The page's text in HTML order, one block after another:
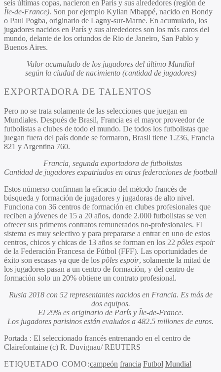
seis últimas copas, nacieron en París y sus alrededores (región de
Île-de-France). Son por ejemplo Kylian Mbappé, nacido en Bondy
o Paul Pogba, originario de Lagny-sur-Marne. En acumulado, los
jugadores nacidos en París y sus alrededores son los más caros del
mundo, delante de los oriundos de Rio de Janeiro, San Pablo y
Buenos Aires.
Valor acumulado de los jugadores del último Mundial
según la ciudad de nacimiento (cantidad de jugadores)
EXPORTADORA DE TALENTOS
Pero no se trata solamente de las selecciones que juegan en
Mundiales. Después de Brasil, Francia es el mayor proveedor de
futbolistas a clubes de todo el mundo. De todos los futbolistas que
juegan fuera del país donde se formaron, Brasil tiene 1.236, Francia
821 y Argentina 760.
Francia, segunda exportadora de futbolistas
Cantidad de jugadores expatriados en otras federaciones de football
Estos númerso confirman la eficacio del método francés de
búsqueda y formación de jugadores y jugadoras de alto nivel.
Funciona con 36 centros de formación en clubes profesionales que
reciben a jóvenes de 15 a 20 años, donde 2.000 futbolistas se ven
ofrecer sus primeros contratos remunerados no-profesionales. El
sistema es muy selectivo y para prepararse a entrar en uno de estos
centros, chicos y chicas de 13 años se forman en los 22 pôles espoir
de la Federación Francesa de Fútbol (FFF). Las oportunidades de
éxito son escasas ya que de los pôles espoir, solamente la mitad de
los jugadores pasan a un centro de formación, y del centro de
formación solo un 20% obtiene un contrato profesional.
Rusia 2018 con 52 representantes nacidos en Francia. Es más de
dos equipos.
El 29% es originario de París y Île-de-France.
Los jugadores parisinos están evaludos a 482.5 millones de euros.
Portada : El seleccionado francés entrenando en el centro de
Clairefontaine (c) R. Duvignau/ REUTERS
ETIQUETADO COMO:campeón francia Futbol Mundial